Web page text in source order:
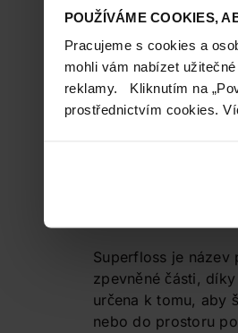
POUŽÍVÁME COOKIES,
Pracujeme s cookies a
mohli vám nabízet
reklamy. Kliknutím na
prostřednictvím cookies.
dásně.
I umělý zub
Další pomůckou
„rukojetí“, na němž
oblouček nad nití a
službu třeba na
Superfloss je název
zpevněné části,
určena k tomu, aby
nebo do prostoru